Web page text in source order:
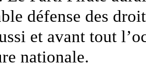
défense des
et avant tout
nationale.